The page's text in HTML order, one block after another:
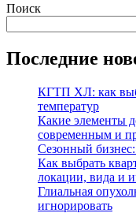
Поиск
Последние
КГТП ХЛ: как
температур
Какие элементы
современным и
Сезонный бизнес:
Как выбрать
локации, вида и
Глиальная
игнорировать